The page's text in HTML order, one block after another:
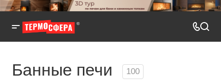
Банные печи 100